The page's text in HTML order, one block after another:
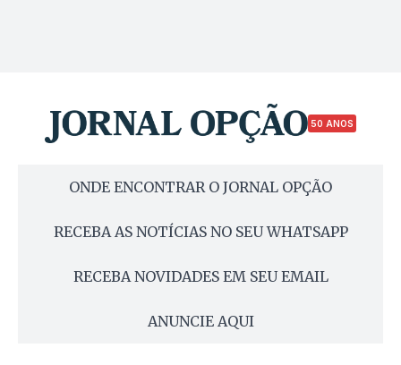
50 ANOS
ONDE ENCONTRAR O JORNAL OPÇÃO
RECEBA AS NOTÍCIAS NO SEU WHATSAPP
RECEBA NOVIDADES EM SEU EMAIL
ANUNCIE AQUI